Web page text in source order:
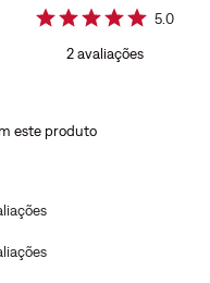
5.0
2avaliações
este produto